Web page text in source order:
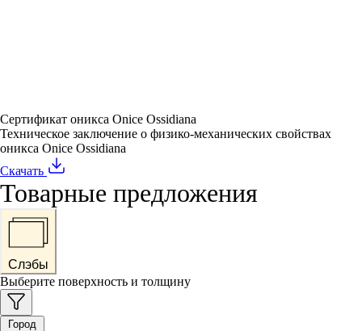
Сертификат оникса Onice Ossidiana
Техническое заключение о физико-механических свойствах
оникса Onice Ossidiana
Скачать
Товарные предложения
Слэбы
Выберите поверхность и толщину